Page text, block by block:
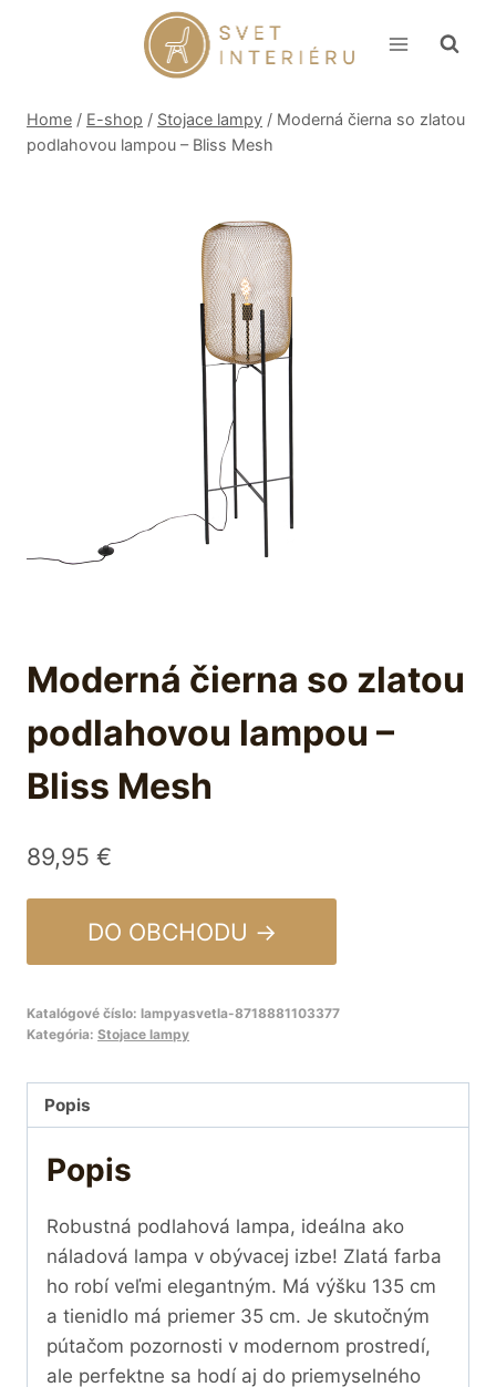
Home / E-shop / Stojace lampy / Moderná čierna so zlatou
podlahovou lampou – Bliss Mesh
Moderná čierna so zlatou
podlahovou lampou –
Bliss Mesh
89,95 €
DO OBCHODU →
Katalógové číslo: lampyasvetla-8718881103377
Kategória: Stojace lampy
Popis
Popis
Robustná podlahová lampa, ideálna ako
náladová lampa v obývacej izbe! Zlatá farba
ho robí veľmi elegantným. Má výšku 135 cm
a tienidlo má priemer 35 cm. Je skutočným
pútačom pozornosti v modernom prostredí,
ale perfektne sa hodí aj do priemyselného